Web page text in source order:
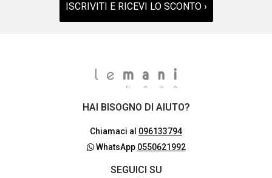
ISCRIVITI E RICEVI LO SCONTO ›
HAI BISOGNO DI AIUTO?
Chiamaci al 096133794
WhatsApp 0550621992
SEGUICI SU